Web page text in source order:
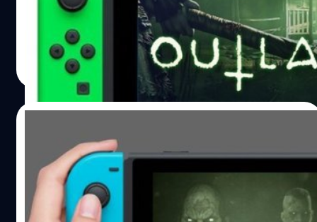
Outlast 2 ออกวางขายแล้วบน Nintendo Switch
วงศกร ปฐมชัยวัฒน์ | 3056 days ago
Read More
เกม Outlast บน Nintendo Switch ใช้เวลา
พอร์ตไม่กี่สัปดาห์เท่านั้น
Outlast บน Switch ใช้เวลาสร้างน้อยมาก